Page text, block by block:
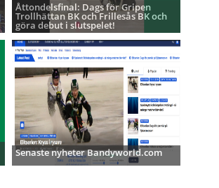
Åttondelsfinal: Dags för Gripen
Trollhättan BK och Frillesås BK och
göra debut i slutspelet!
Senaste nyheter Bandyworld.com